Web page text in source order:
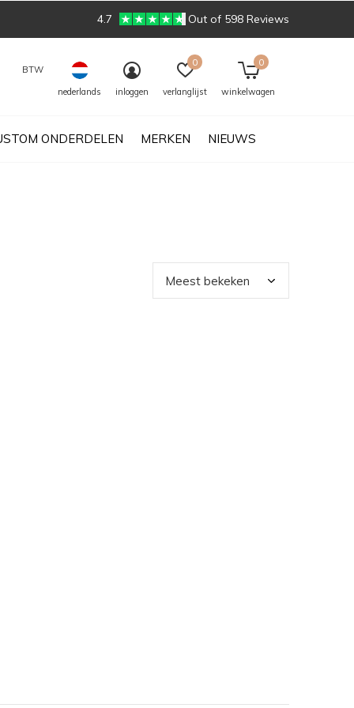
ONDERDELEN MERKEN NIEUWS
BTW
nederlands
inloggen verlanglijst
0
winkelwagen
0
4.7 Out of 598 Reviews